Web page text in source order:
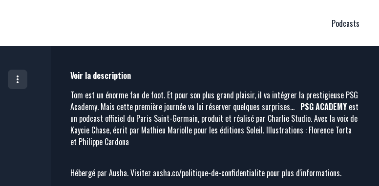
Podcasts
Voir la description
Tom est un énorme fan de foot. Et pour son plus grand plaisir, il va intégrer la prestigieuse PSG
Academy. Mais cette première journée va lui réserver quelques surprises… PSG ACADEMY est
un podcast officiel du Paris Saint-Germain, produit et réalisé par Charlie Studio. Avec la voix de
Kaycie Chase, écrit par Mathieu Mariolle pour les éditions Soleil. Illustrations : Florence Torta
et Philippe Cardona
Hébergé par Ausha. Visitez ausha.co/politique-de-confidentialite pour plus d'informations.